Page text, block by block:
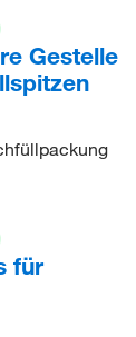
Gestelle
für